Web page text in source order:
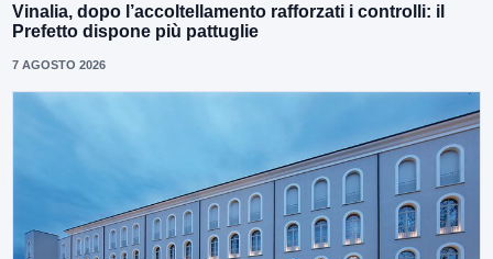
Vinalia, dopo l’accoltellamento rafforzati i controlli: il
Prefetto dispone più pattuglie
7 AGOSTO 2026